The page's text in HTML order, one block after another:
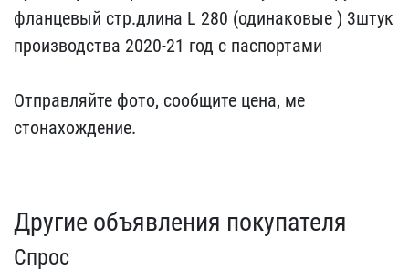
флан​цевый стр.длина L 280 ​(одинаковые ) 3штук
прои​зводства 2020-21 год с п​аспортами
Отправляйте​ фото, сообщите цена, ме​
стонахождение.
Другие объявления покупателя
Спрос